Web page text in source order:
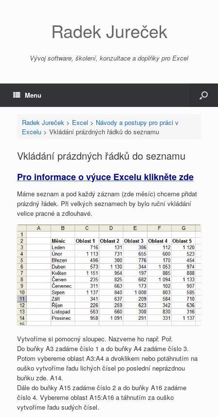
Radek Jureček
Vývoj software, školení, konzultace a doplňky pro Excel
Menu
Radek Jureček > Excel > Návody a postupy pro práci v
Excelu> Vkládání prázdných řádků do seznamu
Vkládání prázdných řádků do seznamu
Pro informace o výuce Excelu klikněte zde
Máme seznam a pod každý záznam (zde měsíc) chceme přidat
prázdný řádek. Při velkých seznamech by bylo ruční vkládání
velice pracné a zdlouhavé.
Vytvoříme si pomocný sloupec. Nazveme ho např. Poř.
Do buňky A3 zadáme číslo 1 a do buňky A4 zadáme číslo 3.
Potom vybereme oblast A3:A4 a dvoklikem nebo potáhnutím na
ouško vytvoříme řadu lichých čísel po poslední neprázdnou
buňku zde. A14.
Dále do buňky A15 zadáme číslo 2 a do buňky A16 zadáme
číslo 4. Vybereme oblast A15:A16 a táhnutím za ouško
vytvoříme řadu sudých čísel.